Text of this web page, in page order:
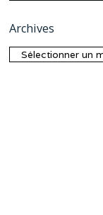
Archives
Archives